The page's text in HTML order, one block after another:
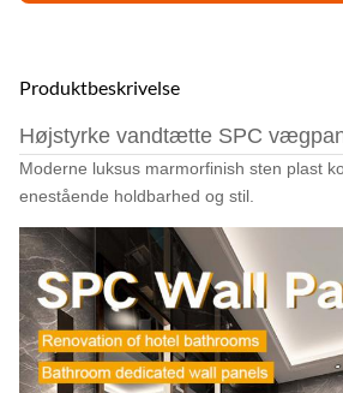
Produktbeskrivelse
Højstyrke vandtætte SPC
Moderne luksus marmorfinish sten plast
enestående holdbarhed og stil.